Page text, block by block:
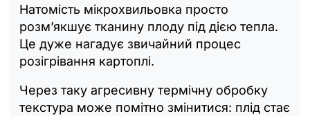
Натомість мікрохвильовка просто
розм’якшує тканину плоду під дією тепла.
Це дуже нагадує звичайний процес
розігрівання картоплі.
Через таку агресивну термічну обробку
текстура може помітно змінитися: плід стає